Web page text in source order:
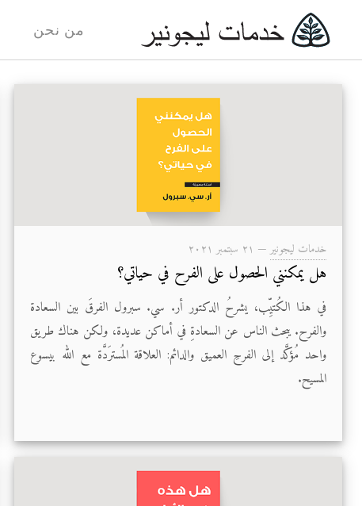
من نحن
خدمات ليجونير— ۲۱ سبتمبر ۲۰۲۱
هل يمكنني الحصول على الفرح في حياتي؟
في هذا الكُتيِّب، يشرحُ الدكتور أر. سي. سبرول الفرقَ بين السعادة
والفرح. يبحث الناس عن السعادةِ في أماكن عديدة، ولكن هناك طريق
واحد مُؤكَّد إلى الفرحِ العميق والدائم: العلاقة المُسترَدَّة مع الله بيسوع
المسيح.